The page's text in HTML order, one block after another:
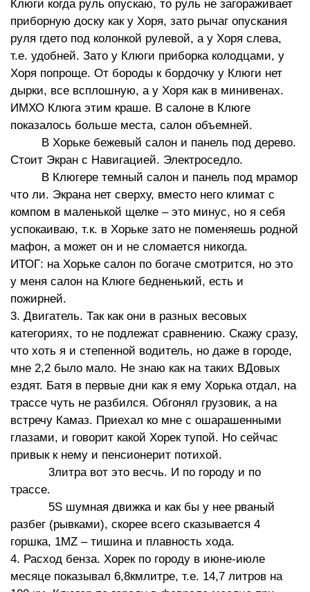
Клюги когда руль опускаю, то руль не загораживает
приборную доску как у Хоря, зато рычаг опускания
руля гдето под колонкой рулевой, а у Хоря слева,
т.е. удобней. Зато у Клюги приборка колодцами, у
Хоря попроще. От бороды к бордочку у Клюги нет
дырки, все всплошную, а у Хоря как в минивенах.
ИМХО Клюга этим краше. В салоне в Клюге
показалось больше места, салон объемней.
В Хорьке бежевый салон и панель под дерево.
Стоит Экран с Навигацией. Электроседло.
В Клюгере темный салон и панель под мрамор
что ли. Экрана нет сверху, вместо него климат с
компом в маленькой щелке – это минус, но я себя
успокаиваю, т.к. в Хорьке зато не поменяешь родной
мафон, а может он и не сломается никогда.
ИТОГ: на Хорьке салон по богаче смотрится, но это
у меня салон на Клюге бедненький, есть и
пожирней.
3. Двигатель. Так как они в разных весовых
категориях, то не подлежат сравнению. Скажу сразу,
что хоть я и степенной водитель, но даже в городе,
мне 2,2 было мало. Не знаю как на таких ВДовых
ездят. Батя в первые дни как я ему Хорька отдал, на
трассе чуть не разбился. Обгонял грузовик, а на
встречу Камаз. Приехал ко мне с ошарашенными
глазами, и говорит какой Хорек тупой. Но сейчас
привык к нему и пенсионерит потихой.
3литра вот это весчь. И по городу и по
трассе.
5S шумная движка и как бы у нее рваный
разбег (рывками), скорее всего сказывается 4
горшка, 1MZ – тишина и плавность хода.
4. Расход бенза. Хорек по городу в июне-июле
месяце показывал 6,8кмлитре, т.е. 14,7 литров на